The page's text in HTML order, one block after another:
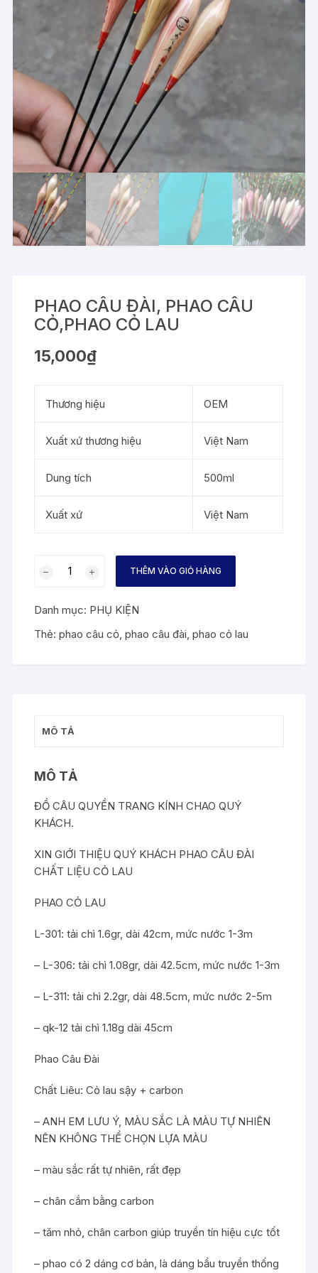
PHAO CÂU ĐÀI, PHAO CÂU
CỎ,PHAO CỎ LAU
15,000₫
Thương hiệu OEM
Xuất xứ thương hiệu Việt Nam
Dung tích 500ml
Xuất xứ Việt Nam
PHAO
CÂU
THÊM VÀO GIỎ HÀNG
Danh mục: PHỤ KIỆN
Thẻ:phao câu cỏ ,phao câu đài ,phao cỏ lau
MÔ TẢ
MÔ TẢ
ĐỒ CÂU QUYỀN TRANG KÍNH CHAO QUÝ
KHÁCH.
XIN GIỚI THIỆU QUÝ KHÁCH PHAO CÂU ĐÀI
CHẤT LIỆU CỎ LAU
PHAO CỎ LAU
L-301: tải chì 1.6gr, dài 42cm, mức nước 1-3m
– L-306: tải chì 1.08gr, dài 42.5cm, mức nước 1-3m
– L-311: tải chì 2.2gr, dài 48.5cm, mức nước 2-5m
– qk-12 tải chì 1.18g dài 45cm
Phao Câu Đài
Chất Liêu: Cỏ lau sậy + carbon
– ANH EM LƯU Ý, MÀU SẮC LÀ MÀU TỰ NHIÊN
NÊN KHÔNG THỂ CHỌN LỰA MÀU
– màu sắc rất tự nhiên, rất đẹp
– chân cắm bằng carbon
– tăm nhỏ, chân carbon giúp truyền tín hiệu cực tốt
– phao có 2 dáng cơ bản, là dáng bầu truyền thống